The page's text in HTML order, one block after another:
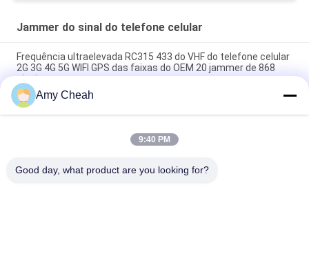
Jammer do sinal do telefone celular
Frequência ultraelevada RC315 433 do VHF do telefone celular
2G 3G 4G 5G WIFI GPS das faixas do OEM 20 jammer de 868
sinais
40W poder médio 1-50m jammer do sinal do telefone celular
de 8 canais para a prisão
Construtor Omni-direcional interno do jammer 33dBm 4Band
Amy Cheah
9:40 PM
Good day, what product are you looking for?